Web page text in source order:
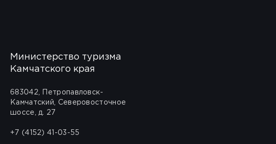
Министерство туризма
Камчатского края
683042, Петропавловск-
Камчатский, Северовосточное
шоссе, д. 27
+7 (4152) 41-03-55